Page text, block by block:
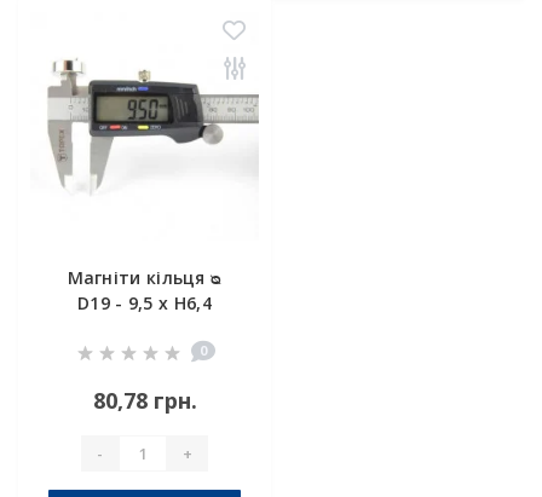
Магніти кільця ᴓ
D19 - 9,5 x H6,4
0
80,78 грн.
- +